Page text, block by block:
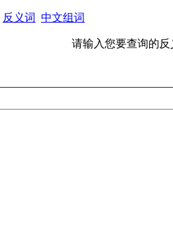
反义词 中文组词
请输入您要查询的反